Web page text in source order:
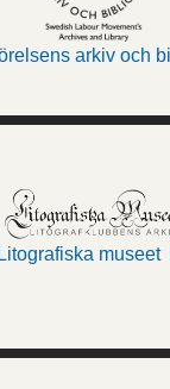
arkiv och
Litografiska museet